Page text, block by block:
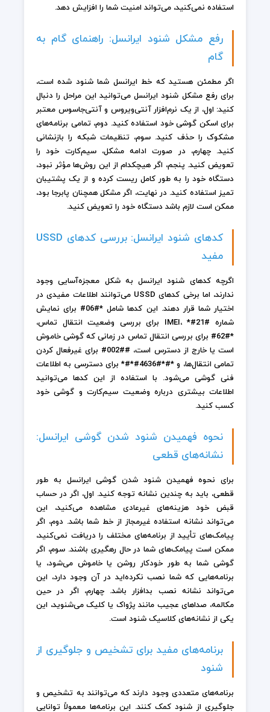
استفاده نمی‌کنید، می‌تواند امنیت شما را افزایش دهد.
رفع مشکل شنود ایرانسل: راهنمای گام به
گام
اگر مطمئن هستید که خط ایرانسل شما شنود شده است،
برای رفع مشکل شنود ایرانسل می‌توانید این مراحل را دنبال
کنید: اول، از یک نرم‌افزار آنتی‌ویروس و آنتی‌جاسوس معتبر
برای اسکن گوشی خود استفاده کنید. دوم، تمامی برنامه‌های
مشکوک را حذف کنید. سوم، تنظیمات شبکه را بازنشانی
کنید. چهارم، در صورت ادامه مشکل، سیم‌کارت خود را
تعویض کنید. پنجم، اگر هیچکدام از این روش‌ها مؤثر نبود،
دستگاه خود را به طور کامل ریست کرده و از یک پشتیبان
تمیز استفاده کنید. در نهایت، اگر مشکل همچنان پابرجا بود،
ممکن است لازم باشد دستگاه خود را تعویض کنید.
کدهای شنود ایرانسل: بررسی کدهای USSD
مفید
اگرچه کدهای شنود ایرانسل به شکل معجزه‌آسایی وجود
ندارند، اما برخی کدهای USSD می‌توانند اطلاعات مفیدی در
اختیار شما قرار دهند. این کدها شامل *#06# برای نمایش
شماره IMEI، *#21# برای بررسی وضعیت انتقال تماس،
*#62# برای بررسی انتقال تماس در زمانی که گوشی خاموش
است یا خارج از دسترس است، ##002# برای غیرفعال کردن
تمامی انتقال‌ها، و *#*#4636#*#* برای دسترسی به اطلاعات
فنی گوشی می‌شود. با استفاده از این کدها می‌توانید
اطلاعات بیشتری درباره وضعیت سیم‌کارت و گوشی خود
کسب کنید.
نحوه فهمیدن شنود شدن گوشی ایرانسل:
نشانه‌های قطعی
برای نحوه فهمیدن شنود شدن گوشی ایرانسل به طور
قطعی، باید به چندین نشانه توجه کنید. اول، اگر در حساب
قبض خود هزینه‌های غیرعادی مشاهده می‌کنید، این
می‌تواند نشانه استفاده غیرمجاز از خط شما باشد. دوم، اگر
پیامک‌های تأیید از برنامه‌های مختلف را دریافت نمی‌کنید،
ممکن است پیامک‌های شما در حال رهگیری باشند. سوم، اگر
گوشی شما به طور خودکار روشن یا خاموش می‌شود، یا
برنامه‌هایی که شما نصب نکرده‌اید در آن وجود دارد، این
می‌تواند نشانه نصب بدافزار باشد. چهارم، اگر در حین
مکالمه، صداهای عجیب مانند پژواک یا کلیک می‌شنوید، این
یکی از نشانه‌های کلاسیک شنود است.
برنامه‌های مفید برای تشخیص و جلوگیری از
شنود
برنامه‌های متعددی وجود دارند که می‌توانند به تشخیص و
جلوگیری از شنود کمک کنند. این برنامه‌ها معمولاً توانایی